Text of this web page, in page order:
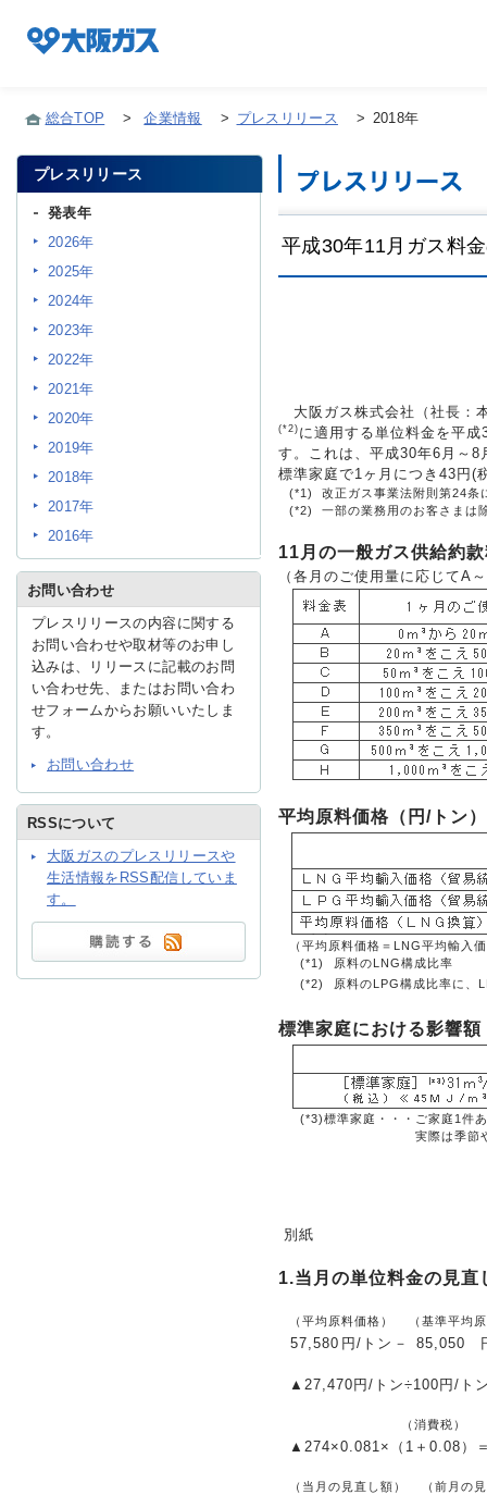
業務
お問
企業情報TOP
企業/グループについて
社会貢献
サステナビリティ
IR情報
採用情報
プレスリリース
総合TOP > 企業情報 > プレスリリース > 2018年
平成30年11月ガス料
大阪ガス株式会社（社長：
(*2) に適用する単位料金を平
す。これは、平成30年6月～
標準家庭で1ヶ月につき43円(
(*1)
改正ガス事業法附則第24条
(*2)
一部の業務用のお客さまは
11月の一般ガス供給約
（各月のご使用量に応じてA
平均原料価格（円/トン）
（平均原料価格＝LNG平均輸入
(*1)
原料のLNG構成比率
(*2)
原料のLPG構成比率に、
標準家庭における影響額
(*3)標準家庭・・・ ご家庭1件
実際は季節
別紙
1.当月の単位料金の見直
（平均原料価格） （基準平均
57,580 円/トン － 85,050
▲27,470円/トン÷100円/
（消費税）
▲274×0.081× （1＋0.08）
（当月の見直し額） （前月の
プレスリリース
発表年
2026年
2025年
2024年
2023年
2022年
2021年
2020年
2019年
2018年
2017年
2016年
お問い合わせ
プレスリリースの内容に関する
お問い合わせや取材等のお申し
込みは、リリースに記載のお問
い合わせ先、またはお問い合わ
せフォームからお願いいたしま
す。
お問い合わせ
RSSについて
大阪ガスのプレスリリースや
生活情報をRSS配信していま
す。